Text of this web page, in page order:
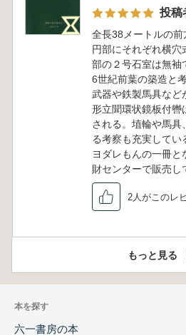
投稿
全長38メートルの
円部にそれぞれ横穴
部の２号石室は無袖
6世紀前葉の築造と
武器や鉄製馬具など
形立聞環状鏡板付轡
される。埴輪や馬具
る考察も充実してい
ヨダレもんの一冊
財センターで販売し
2人がこのレ
もっと見る
本を探す
六一書房の本